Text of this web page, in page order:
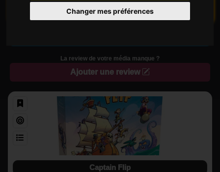
Changer mes préférences
La review de votre média manque ?
Ajouter une review
Captain Flip